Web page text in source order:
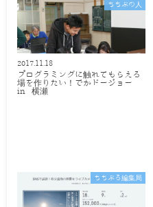
ちちぶの人
2017.11.18
プログラミングに触れてもらえる
場を作りたい！でかドージョー
in 横瀬
ちちぶる編集局